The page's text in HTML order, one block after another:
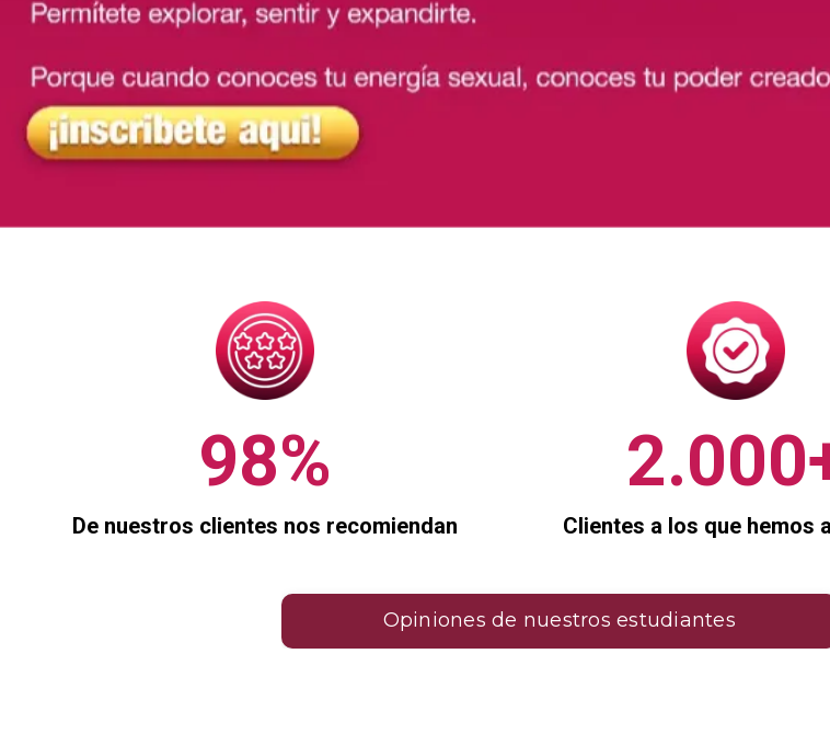
98%
De nuestros clientes nos recomiendan Clientes a los que hemos
Opiniones de nuestros estudiantes